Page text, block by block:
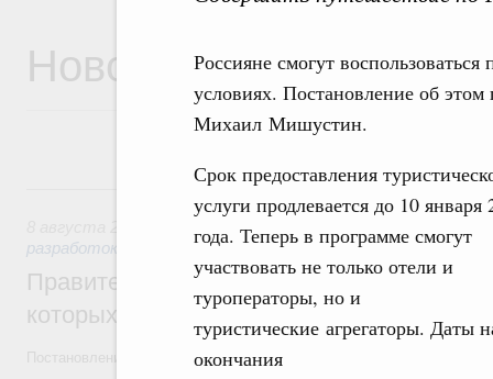
Россияне смогут
условиях. Постановление об этом
Михаил Мишустин.
Срок предоставления
услуги продлевается до 10 января
года. Теперь в программе смогут
участвовать не только отели и
туроператоры, но и
туристические агрегаторы. Даты
окончания
Новости
8 августа, суббота
Государственная политика в сфере
разработок
Правительство расширило перечень
которых освобождаются от НДФЛ
Постановление от 5 августа 2026 года №978